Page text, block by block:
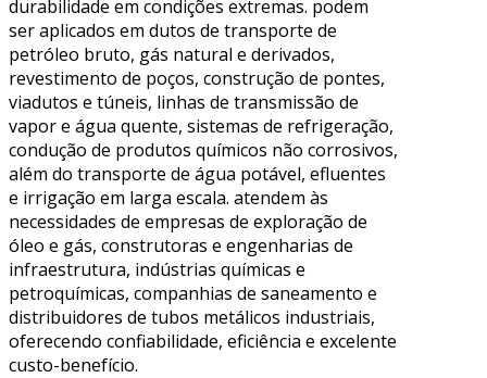
durabilidade em condições extremas. podem
ser aplicados em dutos de transporte de
petróleo bruto, gás natural e derivados,
revestimento de poços, construção de pontes,
viadutos e túneis, linhas de transmissão de
vapor e água quente, sistemas de refrigeração,
condução de produtos químicos não corrosivos,
além do transporte de água potável, efluentes
e irrigação em larga escala. atendem às
necessidades de empresas de exploração de
óleo e gás, construtoras e engenharias de
infraestrutura, indústrias químicas e
petroquímicas, companhias de saneamento e
distribuidores de tubos metálicos industriais,
oferecendo confiabilidade, eficiência e excelente
custo-benefício.